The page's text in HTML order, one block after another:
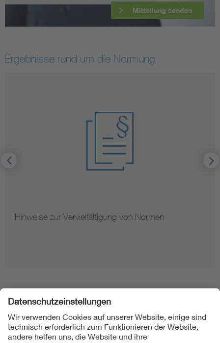
Mitteilung senden
Ergebnisse rund um die Normung
Hinweise zur Vervielfältigung von Normen
Folgen Sie uns